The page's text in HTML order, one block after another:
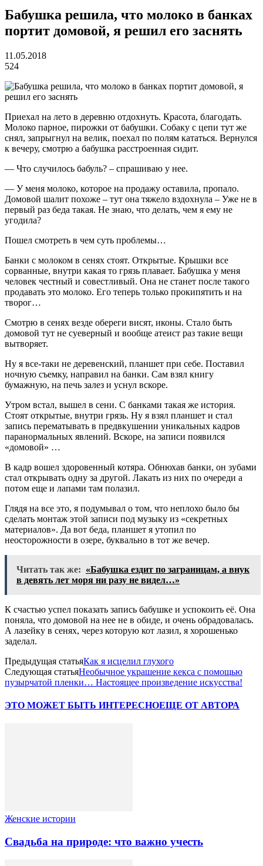
Бабушка решила, что молоко в банках
портит домовой, я решил его заснять
11.05.2018
524
Приехал на лето в деревню отдохнуть. Красота, благодать.
Молоко парное, пирожки от бабушки. Собаку с цепи тут же
снял, запрыгнул на велик, поехал по полям кататься. Вернулся
к вечеру, смотрю а бабушка расстроенная сидит.
— Что случилось бабуль? – спрашиваю у нее.
— У меня молоко, которое на продажу оставила, пропало.
Домовой шалит похоже – тут она тяжело вздохнула – Уже не в
первый раз беда такая. Не знаю, что делать, чем я ему не
угодила?
Пошел смотреть в чем суть проблемы…
Банки с молоком в сенях стоят. Открытые. Крышки все
сорванные, внутри какая то грязь плавает. Бабушка у меня
человек честный и совестливый. Она не станет после такого
продавать это молоко. Его теперь только прокипятить и на
творог…
Смотрю в сенях везде обереги висят, иконы. Стало быть
домовой тут не суеверный и вообще атеист раз такие вещи
вытворяет.
Ну я все-таки не деревенский, планшет при себе. Поставил
ночную съемку, направил на банки. Сам взял книгу
бумажную, на печь залез и уснул вскоре.
Утром встал, вышел в сени. С банками такая же история.
Стоят открытые, внутри грязь. Ну я взял планшет и стал
запись перематывать в предвкушении уникальных кадров
паранормальных явлений. Вскоре, на записи появился
«домовой» …
В кадр вошел здоровенный котяра. Обнюхав банки, он зубами
стал открывать одну за другой. Лакать из них по очереди а
потом еще и лапами там полазил.
Глядя на все это, я подумывал о том, что неплохо было бы
сделать монтаж этой записи под музыку из «секретных
материалов». Да вот беда, планшет я утопил по
неосторожности в озере, буквально в тот же вечер.
Читать так же: «Бабушка ездит по заграницам, а внук
в девять лет моря ни разу не видел…»
К счастью успел показать запись бабушке и успокоить её. Она
поняла, что домовой на нее не в обиде, и очень обрадовалась.
А лазейку в сенях, через которую кот лазил, я хорошенько
заделал.
Предыдущая статьяКак я исцелил глухого
Следующая статьяНеобычное украшение кекса с помощью
пузырчатой пленки… Настоящее произведение искусства!
ЭТО МОЖЕТ БЫТЬ ИНТЕРЕСНОЕЩЕ ОТ АВТОРА
Женские истории
Свадьба на природе: что важно учесть